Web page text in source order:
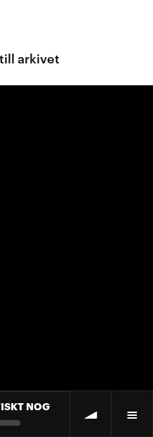
arkivet
NOG